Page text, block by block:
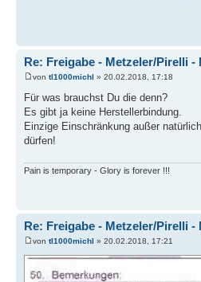
Re: Freigabe - Metzeler/Pirelli -
von tl1000michl » 20.02.2018, 17:18
Für was brauchst Du die denn?
Es gibt ja keine Herstellerbindung.
Einzige Einschränkung außer
dürfen!
Pain is temporary - Glory is forever !!!
Re: Freigabe - Metzeler/Pirelli -
von tl1000michl » 20.02.2018, 17:21